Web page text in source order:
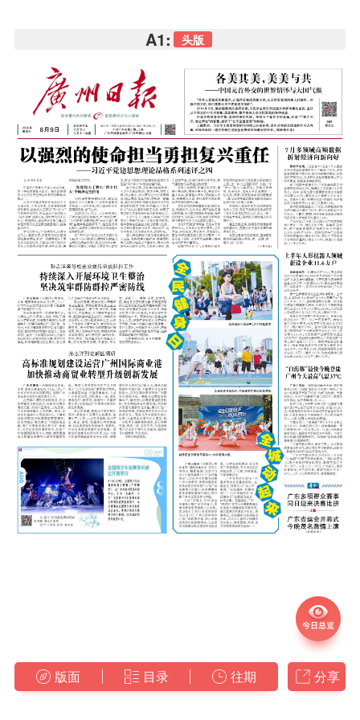
A1: 头版
版面 目录 往期 分享